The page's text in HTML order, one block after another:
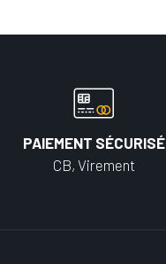
PAIEMENT SÉCURISÉ
CB, Virement